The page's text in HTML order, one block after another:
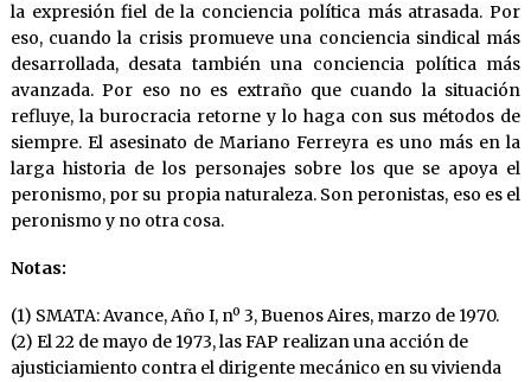
la expresión fiel de la conciencia política más atrasada. Por
eso, cuando la crisis promueve una conciencia sindical más
desarrollada, desata también una conciencia política más
avanzada. Por eso no es extraño que cuando la situación
refluye, la burocracia retorne y lo haga con sus métodos de
siempre. El asesinato de Mariano Ferreyra es uno más en la
larga historia de los personajes sobre los que se apoya el
peronismo, por su propia naturaleza. Son peronistas, eso es el
peronismo y no otra cosa.
Notas:
(1) SMATA: Avance, Año I, nº 3, Buenos Aires, marzo de 1970.
(2) El 22 de mayo de 1973, las FAP realizan una acción de
ajusticiamiento contra el dirigente mecánico en su vivienda